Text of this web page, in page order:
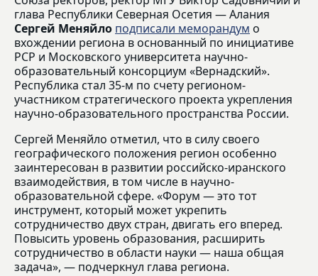
глава Республики Северная Осетия — Алания
Сергей Меняйло подписали меморандум о
вхождении региона в основанный по инициативе
РСР и Московского университета научно-
образовательный консорциум «Вернадский».
Республика стал 35-м по счету регионом-
участником стратегического проекта укрепления
научно-образовательного пространства России.
Сергей Меняйло отметил, что в силу своего
географического положения регион особенно
заинтересован в развитии российско-иранского
взаимодействия, в том числе в научно-
образовательной сфере. «Форум — это тот
инструмент, который может укрепить
сотрудничество двух стран, двигать его вперед.
Повысить уровень образования, расширить
сотрудничество в области науки — наша общая
задача», — подчеркнул глава региона.